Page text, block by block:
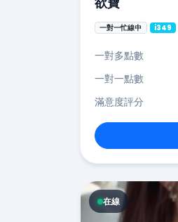
一對一忙線中 i349
一對多點數
一對一點數
滿意度評分
在線